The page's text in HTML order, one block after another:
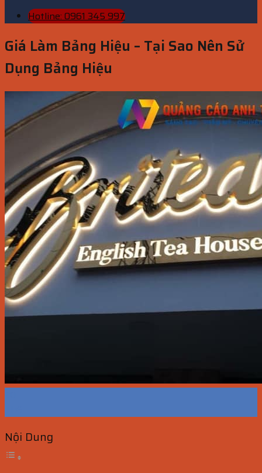
Hotline: 0961 345 997
Giá Làm Bảng Hiệu – Tại Sao Nên Sử
Dụng Bảng Hiệu
Nội Dung